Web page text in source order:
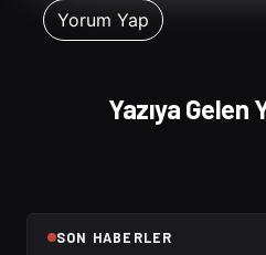
Yazıya Gelen
SON HABERLER